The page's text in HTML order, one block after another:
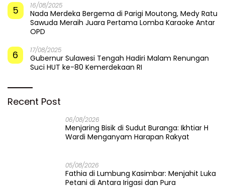
5 16/08/2025
Nada Merdeka Bergema di Parigi Moutong, Medy Ratu
Sawuda Meraih Juara Pertama Lomba Karaoke Antar
OPD
6 17/08/2025
Gubernur Sulawesi Tengah Hadiri Malam Renungan
Suci HUT ke-80 Kemerdekaan RI
Recent Post
06/08/2026
Menjaring Bisik di Sudut Buranga: Ikhtiar H
Wardi Menganyam Harapan Rakyat
05/08/2026
Fathia di Lumbung Kasimbar: Menjahit Luka
Petani di Antara Irigasi dan Pura